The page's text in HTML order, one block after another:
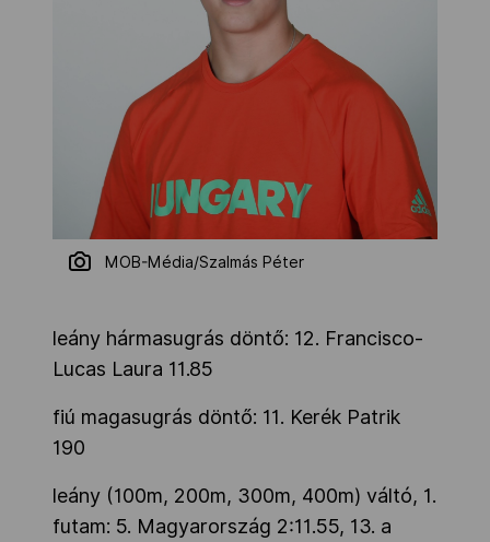
MOB-Média/Szalmás Péter
leány hármasugrás döntő: 12. Francisco-
Lucas Laura 11.85
fiú magasugrás döntő: 11. Kerék Patrik
190
leány (100m, 200m, 300m, 400m) váltó, 1.
futam: 5. Magyarország 2:11.55, 13. a